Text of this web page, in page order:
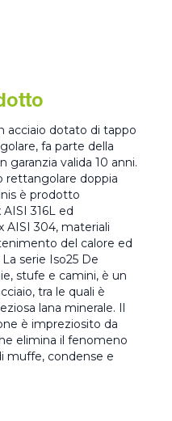
acciaio dotato di tappo
fa parte della
garanzia valida 10 anni.
rettangolare doppia
è prodotto
316L ed
AISI 304, materiali
del calore ed
serie Iso25 De
stufe e camini, è un
tra le quali è
lana minerale. Il
è impreziosito da
elimina il fenomeno
muffe, condense e